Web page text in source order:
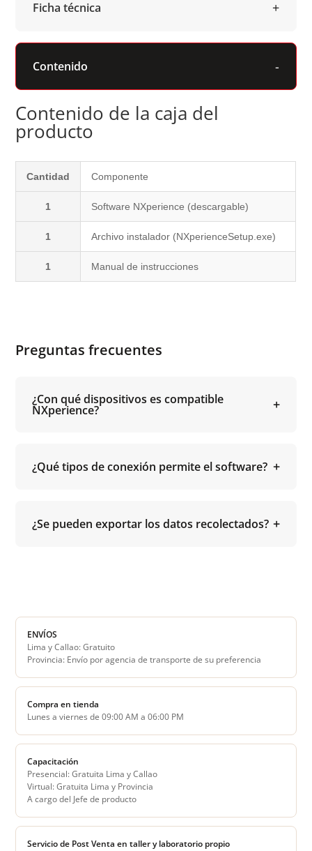
Ficha técnica
Contenido
Contenido de la caja del
producto
Cantidad Componente
1 Software NXperience (descargable)
1 Archivo instalador (NXperienceSetup.exe)
1 Manual de instrucciones
Preguntas frecuentes
¿Con qué dispositivos es compatible
NXperience?
¿Qué tipos de conexión permite el software?
¿Se pueden exportar los datos recolectados?
ENVÍOS
Lima y Callao: Gratuito
Provincia: Envío por agencia de transporte de su preferencia
Compra en tienda
Lunes a viernes de 09:00 AM a 06:00 PM
Capacitación
Presencial: Gratuita Lima y Callao
Virtual: Gratuita Lima y Provincia
A cargo del Jefe de producto
Servicio de Post Venta en taller y laboratorio propio